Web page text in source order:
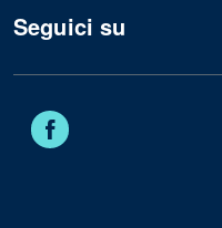
Seguici su